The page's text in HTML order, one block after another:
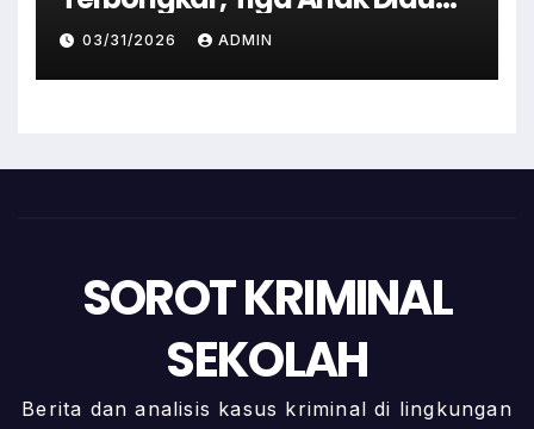
Terlibat Kini Jadi Tersangka
03/31/2026 ADMIN
SOROT KRIMINAL
SEKOLAH
Berita dan analisis kasus kriminal di lingkungan